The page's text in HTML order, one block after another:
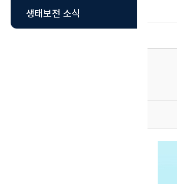
생태보전 소식